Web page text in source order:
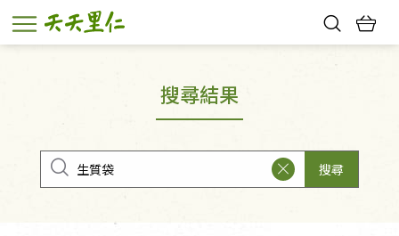
幸福節中獎名單
搜尋結果
搜尋